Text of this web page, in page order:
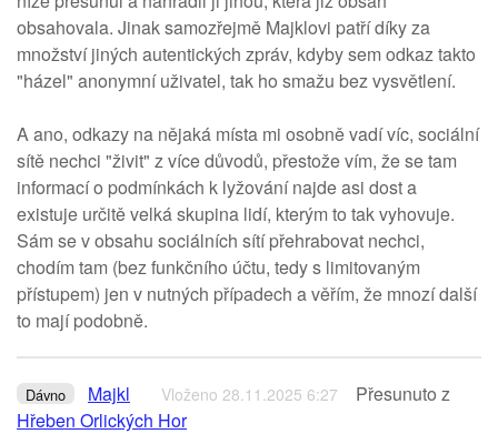
obsahovala. Jinak samozřejmě Majklovi patří díky za
množství jiných autentických zpráv, kdyby sem odkaz takto
"házel" anonymní uživatel, tak ho smažu bez vysvětlení.
A ano, odkazy na nějaká místa mi osobně vadí víc, sociální
sítě nechci "živit" z více důvodů, přestože vím, že se tam
informací o podmínkách k lyžování najde asi dost a
existuje určitě velká skupina lidí, kterým to tak vyhovuje.
Sám se v obsahu sociálních sítí přehrabovat nechci,
chodím tam (bez funkčního účtu, tedy s limitovaným
přístupem) jen v nutných případech a věřím, že mnozí další
to mají podobně.
Dávno Majkl Vloženo 28.11.2025 6:27
Přesunuto z
Hřeben Orlických Hor